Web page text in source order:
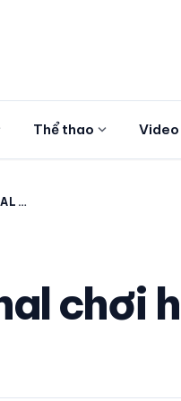
Thể thao expand_more Video
chơi